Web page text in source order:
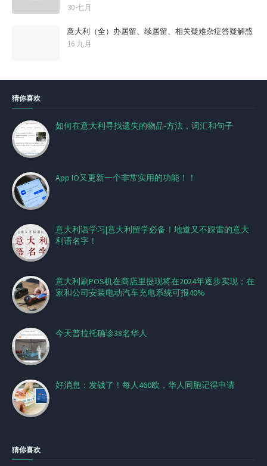
30 七月
意大利（全）办居留、续居留、相关疑难杂症答疑解惑
16 九月
猜你喜欢
如何在意大利寻找遗失的物品-方法，词汇和句子
App IO又更新一个非常实用的功能！！
意大利语学习|意大利留学必备！地道又不踩雷的意大
利语名字！
意大利刷POS机在商店里提现将在2024年逐步实现；在
家和公司安装电动汽车充电系统可报40%
今天普拉托确诊38名华人
好消息：发钱了！每人460欧，华人同胞记得申请
猜你喜欢